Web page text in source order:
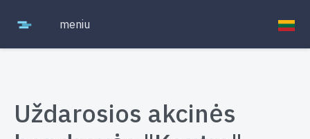
meniu
Uždarosios akcinės